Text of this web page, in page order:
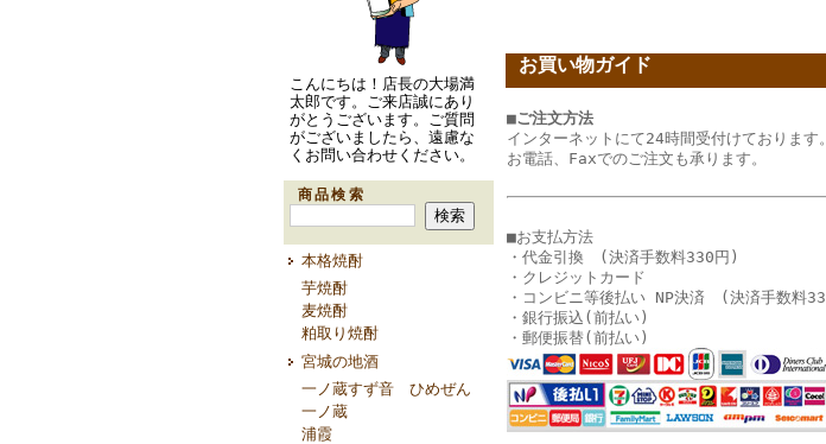
こんにちは！店長の大場満
太郎です。ご来店誠にあり
がとうございます。ご質問
がございましたら、遠慮な
くお問い合わせください。
商品検索
本格焼酎
芋焼酎
麦焼酎
粕取り焼酎
宮城の地酒
一ノ蔵すず音 ひめぜん
一ノ蔵
浦霞
お買い物ガイド
■ご注文方法
インターネットにて24時間受付けております。
お電話、Faxでのご注文も承ります。
■お支払方法
・代金引換 (決済手数料330円)
・クレジットカード
・コンビニ等後払い NP決済 (決済手数料
・銀行振込(前払い)
・郵便振替(前払い)